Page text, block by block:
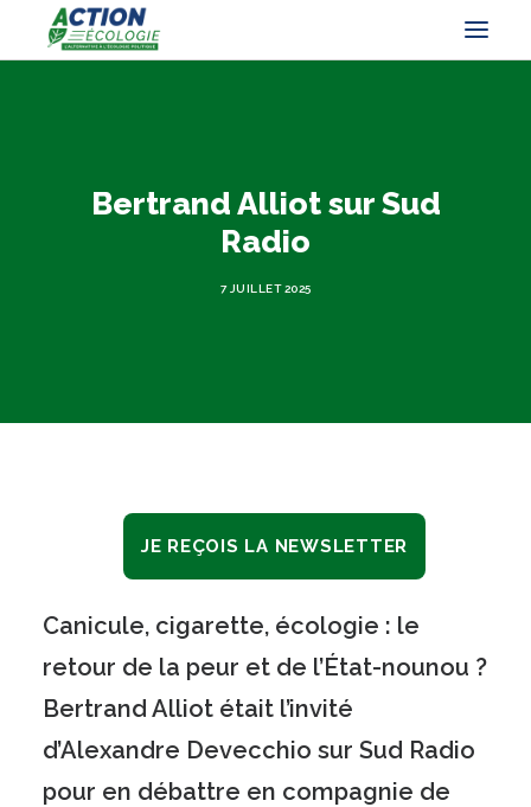
Bertrand Alliot sur Sud
Radio
7 JUILLET 2025
JE REÇOIS LA NEWSLETTER
Canicule, cigarette, écologie : le
retour de la peur et de l’État-nounou ?
Bertrand Alliot était l’invité
d’Alexandre Devecchio sur Sud Radio
pour en débattre en compagnie de